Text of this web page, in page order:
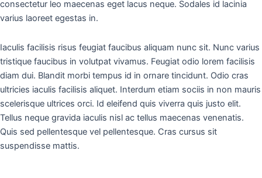
consectetur leo maecenas eget lacus neque. Sodales id lacinia
varius laoreet egestas in.
Iaculis facilisis risus feugiat faucibus aliquam nunc sit. Nunc varius
tristique faucibus in volutpat vivamus. Feugiat odio lorem facilisis
diam dui. Blandit morbi tempus id in ornare tincidunt. Odio cras
ultricies iaculis facilisis aliquet. Interdum etiam sociis in non mauris
scelerisque ultrices orci. Id eleifend quis viverra quis justo elit.
Tellus neque gravida iaculis nisl ac tellus maecenas venenatis.
Quis sed pellentesque vel pellentesque. Cras cursus sit
suspendisse mattis.